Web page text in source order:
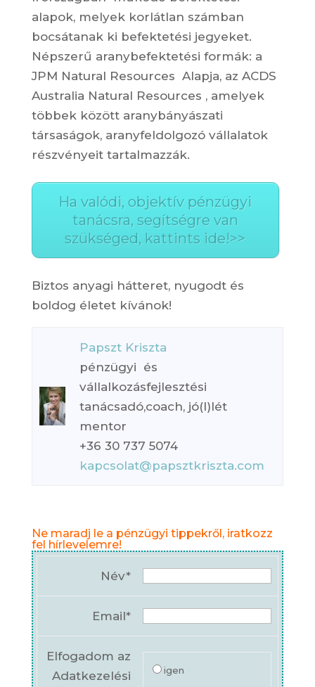
alapok, melyek korlátlan számban
bocsátanak ki befektetési jegyeket.
Népszerű aranybefektetési formák: a
JPM Natural Resources Alapja, az ACDS
Australia Natural Resources , amelyek
többek között aranybányászati
társaságok, aranyfeldolgozó vállalatok
részvényeit tartalmazzák.
Ha valódi, objektív pénzügyi
tanácsra, segítségre van
szükséged, kattints ide!>>
Biztos anyagi hátteret, nyugodt és
boldog életet kívánok!
Papszt Kriszta
pénzügyi és
vállalkozásfejlesztési
tanácsadó,coach, jó(l)lét
mentor
+36 30 737 5074
kapcsolat@papsztkriszta.com
Ne maradj le a pénzügyi tippekről, iratkozz
fel hírlevelemre!
Név*
Email*
Elfogadom az
Adatkezelési
igen